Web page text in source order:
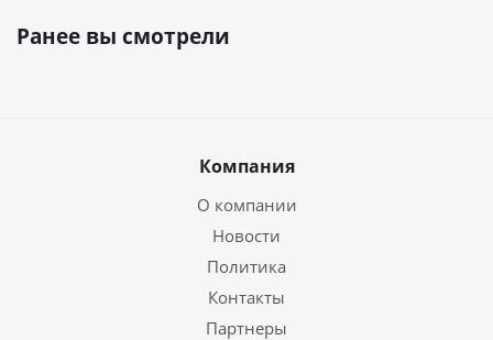
Ранее вы смотрели
Компания
О компании
Новости
Политика
Контакты
Партнеры